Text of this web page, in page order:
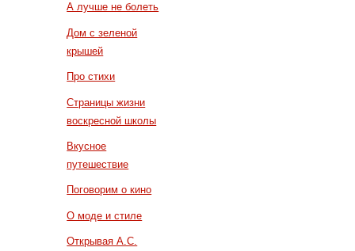
А лучше не болеть
Дом с зеленой
крышей
Про стихи
Страницы жизни
воскресной школы
Вкусное
путешествие
Поговорим о кино
О моде и стиле
Открывая А.С.